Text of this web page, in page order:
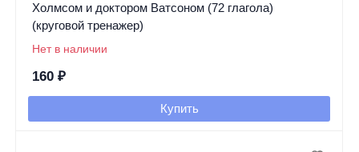
Холмсом и доктором Ватсоном (72 глагола)
(круговой тренажер)
Нет в наличии
160 ₽
Купить